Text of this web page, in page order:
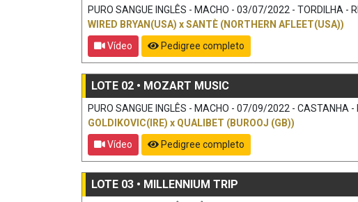
PURO SANGUE INGLÊS - MACHO - 03/07/2022 - TORDILHA -
WIRED BRYAN(USA) xSANTÈ (NORTHERN AFLEET(USA))
Vídeo
Pedigree completo
LOTE 02 • MOZART MUSIC
PURO SANGUE INGLÊS - MACHO - 07/09/2022 - CASTANHA -
GOLDIKOVIC(IRE) x QUALIBET (BUROOJ (GB))
Vídeo
Pedigree completo
LOTE 03 • MILLENNIUM TRIP